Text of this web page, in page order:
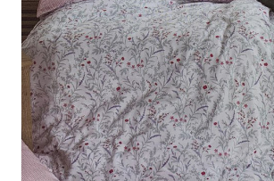
아인 누비 이불커버- 그레..